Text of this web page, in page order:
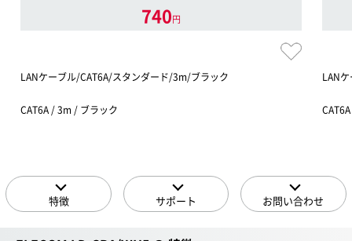
740円
LANケーブル/CAT6A/スタンダード/3m/ブラック
CAT6A / 3m / ブラック
LAN
特徴 サポート お問い合わせ